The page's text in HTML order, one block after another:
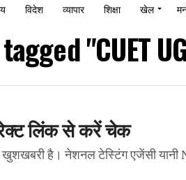
विदेश व्यापार शिक्षा खेल
"CUET
लिंक से करें चेक
खुशखबरी है। नेशनल टेस्टिंग एजेंसी